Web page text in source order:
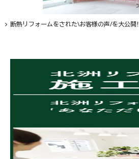
断熱リフォームをされた\お客様の声/を大公開！